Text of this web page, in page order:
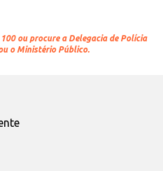
ou procure a Delegacia de Polícia
o Ministério Público.